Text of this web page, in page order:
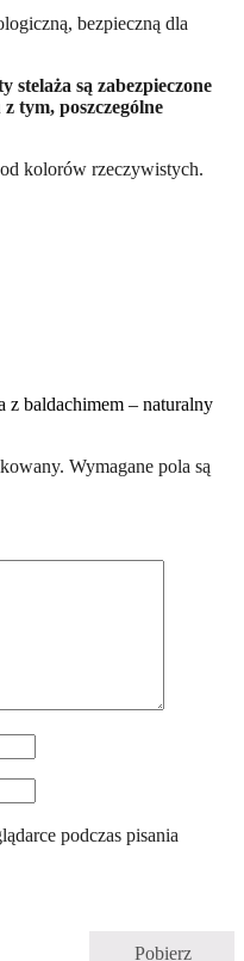
bezpieczną dla
są zabezpieczone
tym, poszczególne
kolorów rzeczywistych.
z baldachimem – naturalny
Wymagane pola są
podczas pisania
Pobierz